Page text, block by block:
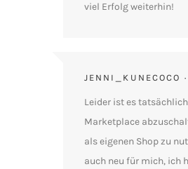
viel Erfolg weiterhin!
JENNI_KUNECOCO
Leider ist es
Marketplace
als eigenen Shop zu
auch neu für mich, ich